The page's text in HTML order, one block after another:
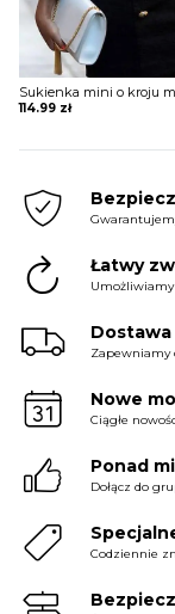
114.99 zł
Łatwy
Zapewniamy
Nowe
Ciągłe
Ponad
Dołącz do
Codziennie